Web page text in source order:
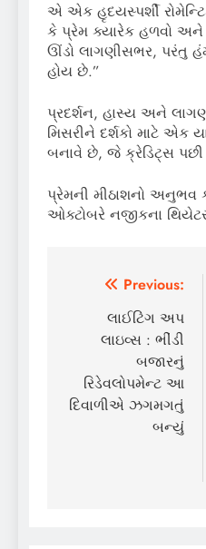
એ એક હૃદયસ્પર્શી
કે પ્રેમ ક્યારેક હળવો
ઊંડો લાગણીસભર, પરંતુ
હોય છે.”
પ્રદર્શન, હાસ્ય અને
મિસરીને દર્શકો માટે એક
બનાવે છે, જે ક્રેડિટ્સ
પ્રેમની મીઠાશનો અનુભવ
ઓક્ટોબરે નજીકના
Post
navigation
Previous:
લાઈટિંગ અપ
લાઇવ્સ : ભીંડી
બજારનું
રિડેવલોપમેન્ટ આ
દિવાળીએ ઝગમગતું
બન્યું